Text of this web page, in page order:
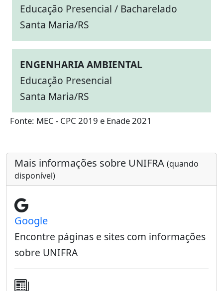
Educação Presencial / Bacharelado
Santa Maria/RS
ENGENHARIA AMBIENTAL
Educação Presencial
Santa Maria/RS
Fonte: MEC - CPC 2019 e Enade 2021
Mais informações sobre UNIFRA (quando
disponível)
Google
Encontre páginas e sites com informações
sobre UNIFRA